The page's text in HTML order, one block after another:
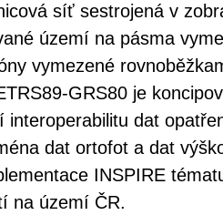
síť sestrojená v
území na pásma
vymezené
GRS80 je
dat
dat ortofot a dat
INSPIRE
na území ČR.